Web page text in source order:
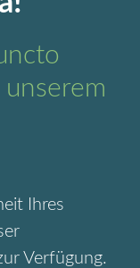
Ihres
Verfügung.